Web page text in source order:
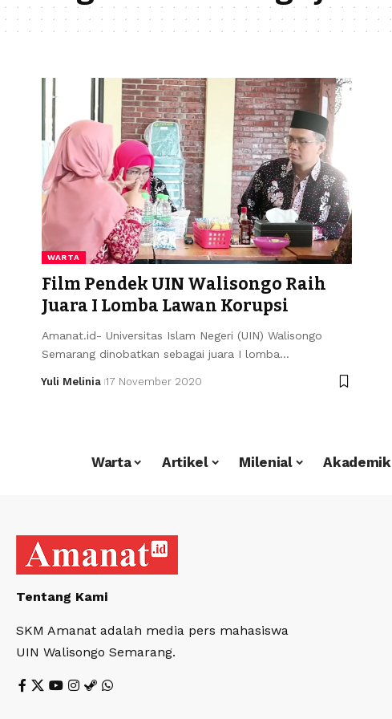
WARTA
Film Pendek UIN Walisongo Raih
Juara I Lomba Lawan Korupsi
Amanat.id- Universitas Islam Negeri (UIN) Walisongo
Semarang dinobatkan sebagai juara I lomba…
Yuli Melinia 17 November 2020
Warta Artikel Milenial Akademik
Tentang Kami
SKM Amanat adalah media pers mahasiswa
UIN Walisongo Semarang.